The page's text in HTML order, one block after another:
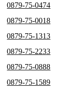
0879-75-0474
0879-75-0018
0879-75-1313
0879-75-2233
0879-75-0888
0879-75-1589